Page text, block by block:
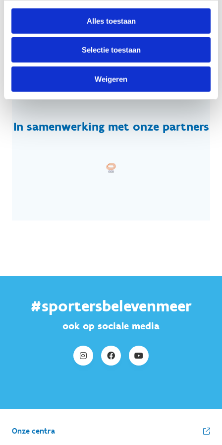
Alles toestaan
Selectie toestaan
Weigeren
om jespieren ook wekelijks te trainen en zo te
. Dit in combinatie met een gezond
voedingspatroon.
Tips en tricks rond voeding
In samenwerking met onze partners
#sportersbelevenmeer
ook op sociale media
Onze centra